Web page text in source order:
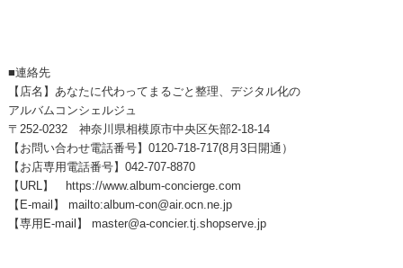
■連絡先
【店名】あなたに代わってまるごと整理、デジタル化の
アルバムコンシェルジュ
〒252-0232 神奈川県相模原市中央区矢部2-18-14
【お問い合わせ電話番号】0120-718-717(8月3日開通）
【お店専用電話番号】042-707-8870
【URL】 https://www.album-concierge.com
【E-mail】 mailto:album-con@air.ocn.ne.jp
【専用E-mail】 master@a-concier.tj.shopserve.jp